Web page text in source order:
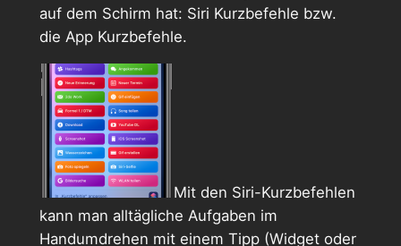
auf dem Schirm hat: Siri Kurzbefehle bzw.
die App Kurzbefehle.
Mit den Siri-Kurzbefehlen
kann man alltägliche Aufgaben im
Handumdrehen mit einem Tipp (Widget oder